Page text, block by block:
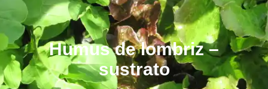
Humus de lombriz –
sustrato